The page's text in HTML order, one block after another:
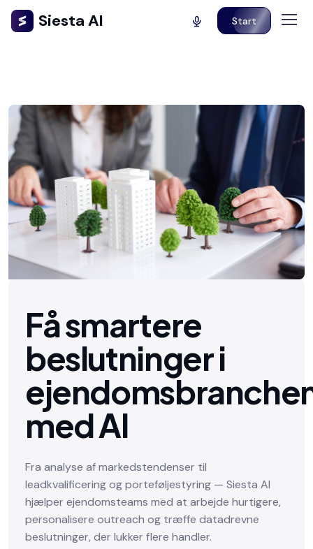
Siesta AI Start
Få smartere
beslutninger i
med AI
Fra analyse af markedstendenser til
leadkvalificering og porteføljestyring — Siesta AI
hjælper ejendomsteams med at arbejde hurtigere,
personalisere outreach og træffe datadrevne
beslutninger, der lukker flere handler.